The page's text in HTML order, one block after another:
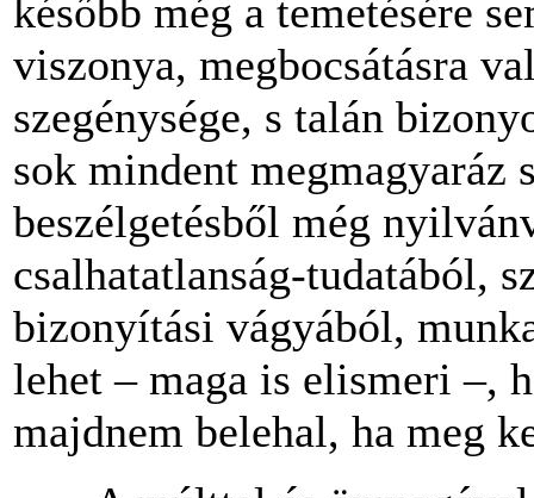
később még a temetésére
viszonya, megbocsátásra
szegénysége, s talán
sok mindent megmagyaráz
beszélgetésből még
csalhatatlanság-tudatából,
bizonyítási vágyából,
lehet – maga is elismeri –,
majdnem belehal, ha meg